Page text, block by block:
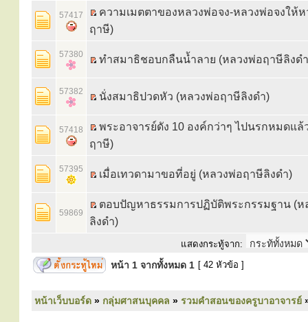
57417
ความเมตตาของหลวงพ่อจง-หลวงพ่อจงให้
ฤาษี)
57380 ทำสมาธิชอบกลืนน้ำลาย (หลวงพ่อฤาษีลิงด
57382 นั่งสมาธิปวดหัว (หลวงพ่อฤาษีลิงดำ)
57418
พระอาจารย์ดัง 10 องค์กว่าๆ ไปนรกหมดแล้
ฤาษี)
57395 เมื่อเทวดามาขอที่อยู่ (หลวงพ่อฤาษีลิงดำ)
59869
ตอบปัญหาธรรมการปฏิบัติพระกรรมฐาน (ห
ลิงดำ)
แสดงกระทู้จาก:
หน้า 1 จากทั้งหมด 1 [ 42 หัวข้อ ]
หน้าเว็บบอร์ด » กลุ่มศาสนบุคคล » รวมคำสอนของครูบาอาจารย์